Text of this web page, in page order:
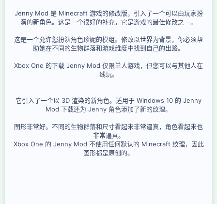
Jenny Mod 是 Minecraft 游戏的修改版，引入了一个可以由玩家扮
演的新角色。这是一个很好的补充，它是游戏的最佳修改之一。
这是一个允许您扮演角色珍妮的模组。修改以世界为背景，你必须帮
助她在不同的生物群落和游戏维度中找到自己的出路。
Xbox One 的下载 Jenny Mod 仅限单人游戏，但您可以与其他人在
线玩。
它引入了一个以 3D 渲染的新角色。适用于 Windows 10 的 Jenny
Mod 下载还为 Jenny 角色添加了新的纹理。
图形非常好。不同的生物群落和尺寸看起来非常逼真，角色看起来也
非常逼真。
Xbox One 的 Jenny Mod 不使用任何默认的 Minecraft 纹理，因此
图形都是原创的。